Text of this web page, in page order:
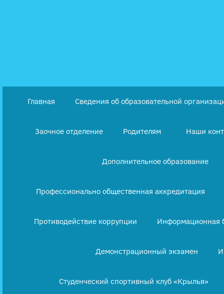
Главная Сведения об образовательной
Заочное отделение Родителям Наши
Дополнительное образование
Профессионально общественная аккредитация
Противодействие коррупции Информационная
Демонстрационный экзамен
Студенческий спортивный клуб «Крылья»